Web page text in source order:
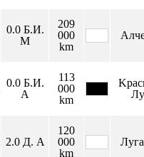
0.0 Б.И.
М
209
000
km
0.0 Б.И.
А
113
000
km
2.0 Д. А
120
000
km